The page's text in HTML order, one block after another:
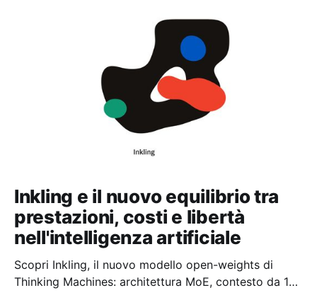
Inkling e il nuovo equilibrio tra
prestazioni, costi e libertà
nell'intelligenza artificiale
Scopri Inkling, il nuovo modello open-weights di
Thinking Machines: architettura MoE, contesto da 1